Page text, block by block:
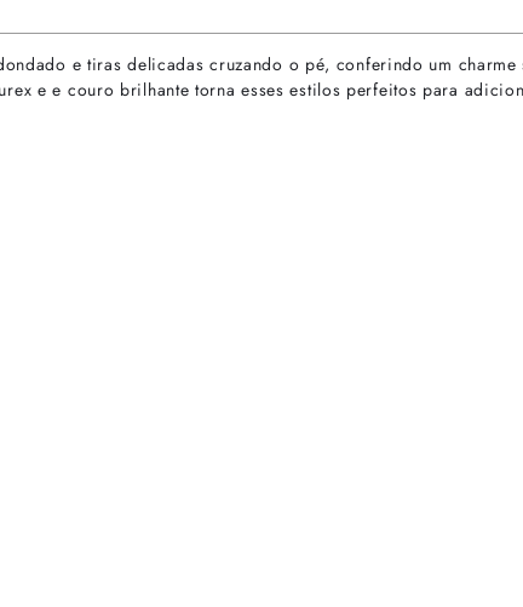
e tiras delicadas cruzando o pé, conferindo um
e e couro brilhante torna esses estilos perfeitos para